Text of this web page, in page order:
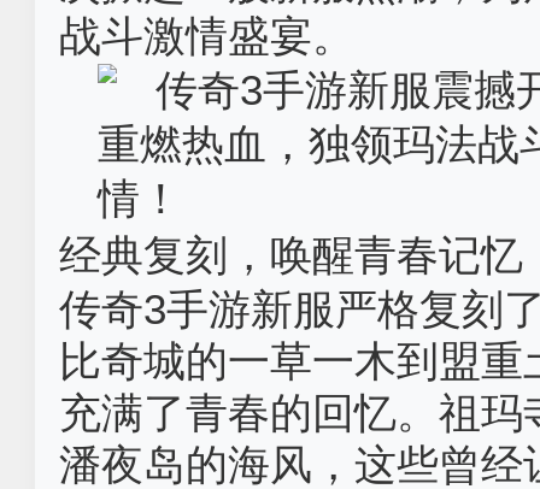
战斗激情盛宴。
经典复刻，唤醒青春记忆‌
传奇3手游新服严格复刻
比奇城的一草一木到盟
充满了青春的回忆。祖
潘夜岛的海风，这些曾